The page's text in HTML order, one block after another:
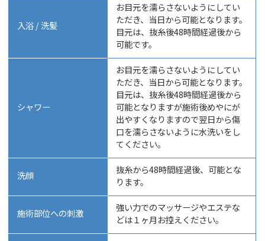
入浴 / 洗髪
お目元を濡らさないようにしてい
ただき、当日から可能となります。
目元は、抜糸後48時間経過後から
可能です。
シャワー
お目元を濡らさないようにしてい
ただき、当日から可能となります。
目元は、抜糸後48時間経過後から
可能となりますが施術後めやにが
出やすくなりますので翌日から傷
口を濡らさないように水洗いをし
てください。
洗顔
抜糸から48時間経過後、可能とな
ります。
施術部位への刺激
強い力でのマッサージやエステな
どは１ヶ月お控えください。